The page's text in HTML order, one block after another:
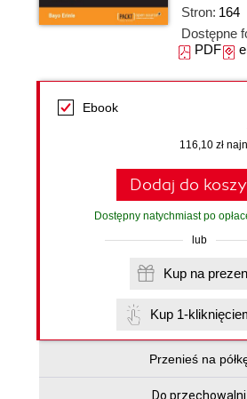
Stron: 164
Dostępne
PDF
Ebook
116,10 zł
Dodaj do
Dostępny natychmiast po
lub
Kup na
Kup 1-
Przenieś na
Do przechowalni